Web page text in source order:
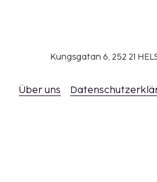
Kungsgatan 6, 252 21
Über uns